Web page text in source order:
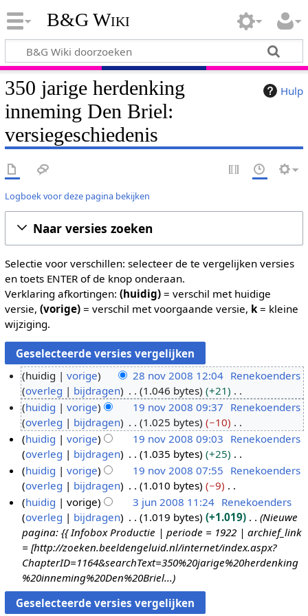
B&G Wiki
Hulp
350 jarige herdenking
inneming Den Briel:
versiegeschiedenis
Logboek voor deze pagina bekijken
Naar versies zoeken
Selectie voor verschillen: selecteer de te vergelijken versies
en toets ENTER of de knop onderaan.
Verklaring afkortingen: (huidig)= verschil met huidige
versie, (vorige)= verschil met voorgaande versie, k= kleine
wijziging.
8
o
2
0
huidig vorige 28 nov 2008 12:04 Renekoenders
overleg
bijdragen 1.046 bytes
+21
G
e
e
n
b
e
w
e
r
k
n
s
9
o
2
huidig vorige 19 nov 2008 09:37 Renekoenders
overleg
bijdragen 1.025 bytes
−10
G
e
e
n
b
e
w
e
r
k
i
n
huidig vorige 19 nov 2008 09:03 Renekoenders
overleg
bijdragen 1.035 bytes
+25
G
e
e
n
b
e
w
e
r
k
huidig vorige 19 nov 2008 07:55 Renekoenders
overleg
bijdragen 1.010 bytes
−9
G
e
e
n
b
e
w
e
huidig vorige 3 jun 2008 11:24 Renekoenders
overleg
bijdragen 1.019 bytes +1.019
Nieuwe
pagina: {{ Infobox Productie | periode = 1922 | archief_link
= [http://zoeken.beeldengeluid.nl/internet/index.aspx?
ChapterID=1164&searchText=350%20jarige%20herdenking
%20inneming%20Den%20Briel...